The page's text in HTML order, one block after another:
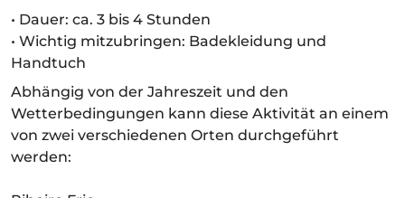
• Dauer: ca. 3 bis 4 Stunden
• Wichtig mitzubringen: Badekleidung und
Handtuch
Abhängig von der Jahreszeit und den
Wetterbedingungen kann diese Aktivität an einem
von zwei verschiedenen Orten durchgeführt
werden: